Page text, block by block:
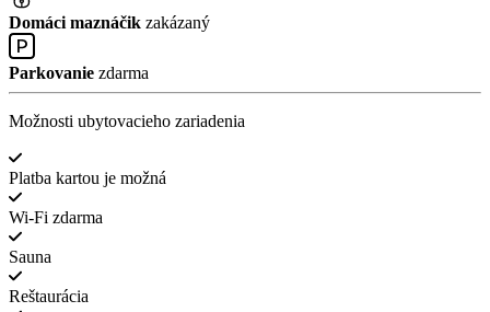
Domáci maznáčik zakázaný
Parkovanie zdarma
Možnosti ubytovacieho zariadenia
Platba kartou je možná
Wi-Fi zdarma
Sauna
Reštaurácia